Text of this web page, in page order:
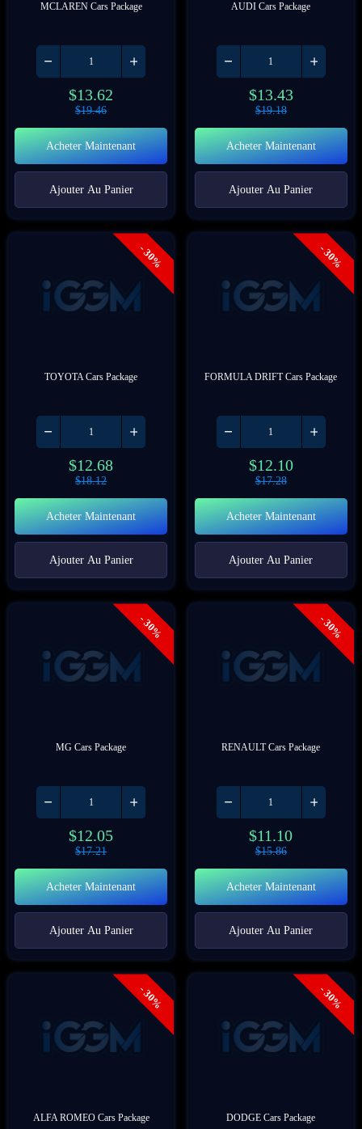
MCLAREN Cars Package
$13.62
$19.46
Acheter Maintenant
Ajouter Au Panier
AUDI Cars Package
$13.43
$19.18
Acheter Maintenant
Ajouter Au Panier
- 30%
TOYOTA Cars Package
$12.68
$18.12
Acheter Maintenant
Ajouter Au Panier
- 30%
FORMULA DRIFT Cars Package
$12.10
$17.28
Acheter Maintenant
Ajouter Au Panier
- 30%
MG Cars Package
$12.05
$17.21
Acheter Maintenant
Ajouter Au Panier
- 30%
RENAULT Cars Package
$11.10
$15.86
Acheter Maintenant
Ajouter Au Panier
- 30%
ALFA ROMEO Cars Package
- 30%
DODGE Cars Package